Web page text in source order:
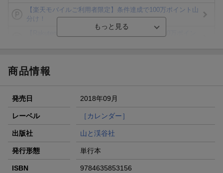
【楽天モバイルご利用者限定】条件達成で100万ポイント山
分け！
が当たる！
楽天モバイル紹介キャンペーンの拡散で300円OFFクーポン
進呈
条件達成で楽天限定・宝塚歌劇 宙組貸切公演ペアチケット
が当たる
商品情報
発売日 2018年09月
レーベル ［カレンダー］
出版社 山と渓谷社
発行形態 単行本
ISBN 9784635853156